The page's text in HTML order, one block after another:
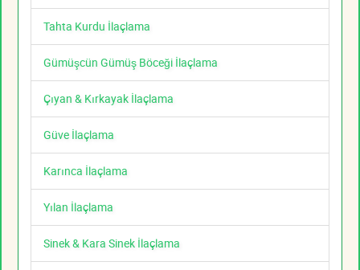
Tahta Kurdu İlaçlama
Gümüşcün Gümüş Böceği İlaçlama
Çıyan & Kırkayak İlaçlama
Güve İlaçlama
Karınca İlaçlama
Yılan İlaçlama
Sinek & Kara Sinek İlaçlama